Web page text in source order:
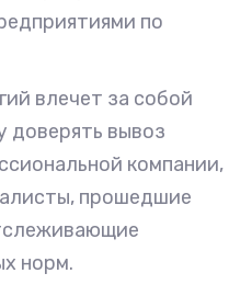
по
влечет за собой
вывоз
компании,
прошедшие
норм.